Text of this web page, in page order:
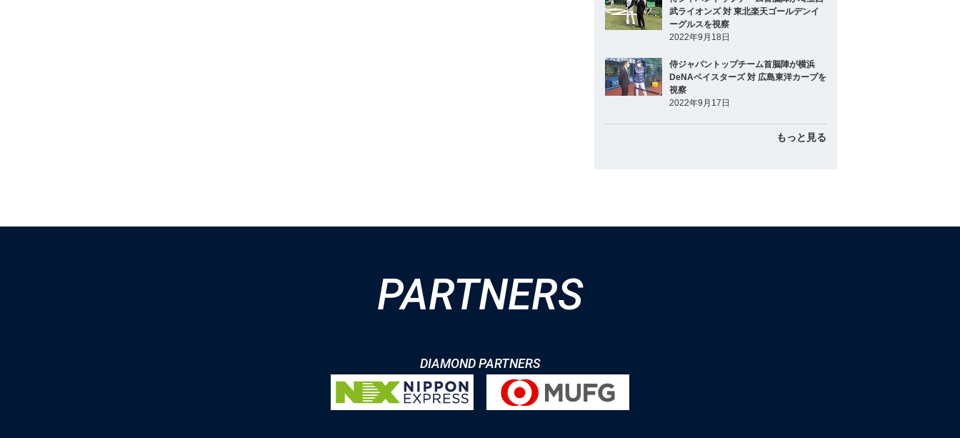
武ライオンズ 対 東北楽天ゴールデンイ
ーグルスを視察
2022年9月18日
侍ジャパントップチーム首脳陣が横浜
DeNAベイスターズ 対 広島東洋カープを
視察
2022年9月17日
もっと見る
PARTNERS
DIAMOND PARTNERS